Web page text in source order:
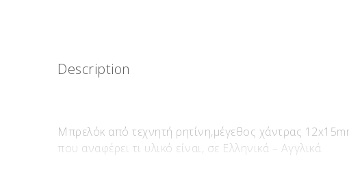
Description
Μπρελόκ από τεχνητή ρητίνη,μέγεθος χάντρας
που αναφέρει τι υλικό είναι, σε Ελληνικά – Αγγλικά.